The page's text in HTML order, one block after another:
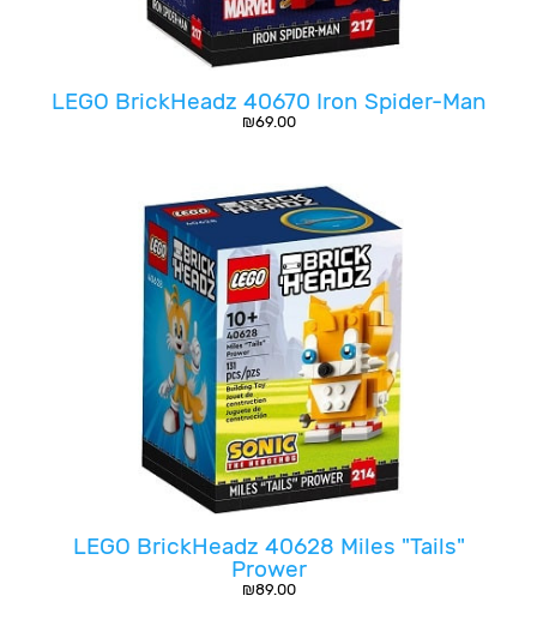
LEGO BrickHeadz 40670 Iron Spider-Man
₪69.00
LEGO BrickHeadz 40628 Miles "Tails"
Prower
₪89.00